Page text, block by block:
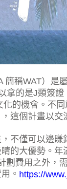
簡稱WAT）是
拿的是J類簽
的機會。不
這個計畫以交
不僅可以邊
的大優勢。
劃費用之外，
。 https://